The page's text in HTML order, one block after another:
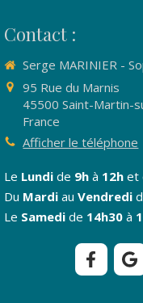
Contact :
Serge MARINIER -
95 Rue du Marnis
45500 Saint-Martin-
France
Afficher le téléphone
Le Lundi de 9h à 12h et
Du Mardi auVendredi
Le Samedi de 14h30 à